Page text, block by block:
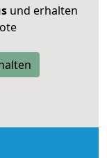
und erhalten